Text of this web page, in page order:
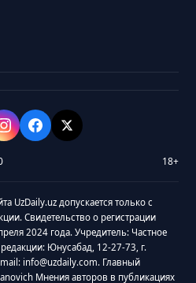
18+
UzDaily.uz допускается только с
Свидетельство о регистрации
2024 года. Учредитель: Частное
Юнусабад, 12-27-73, г.
info@uzdaily.com. Главный
Мнения авторов в публикациях